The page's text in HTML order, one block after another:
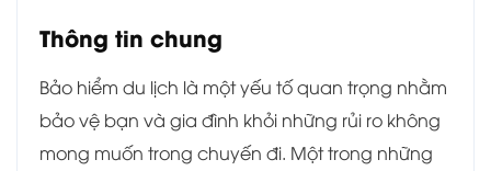
Thông tin chung
Bảo hiểm du lịch là một yếu tố quan trọng nhằm
bảo vệ bạn và gia đình khỏi những rủi ro không
mong muốn trong chuyến đi. Một trong những